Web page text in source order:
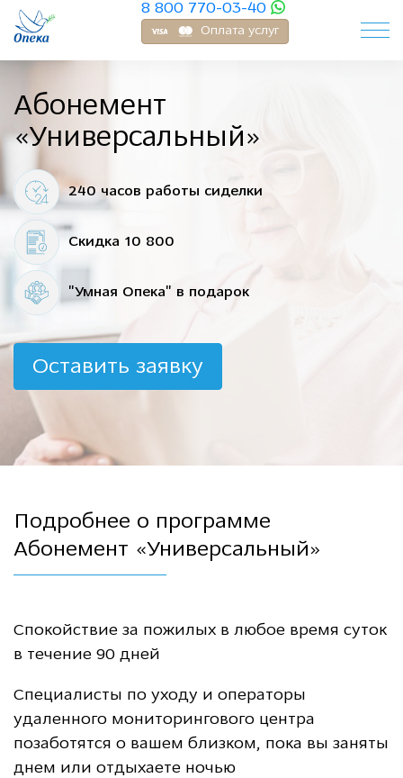
8 800 770-03-40
Оплата услуг
Абонемент
«Универсальный»
240 часов работы сиделки
Скидка 10 800
"Умная Опека" в подарок
Оставить заявку
Подробнее о программе
Абонемент «Универсальный»
Спокойствие за пожилых в любое время суток
в течение 90 дней
Специалисты по уходу и операторы
удаленного мониторингового центра
позаботятся о вашем близком, пока вы заняты
днем или отдыхаете ночью